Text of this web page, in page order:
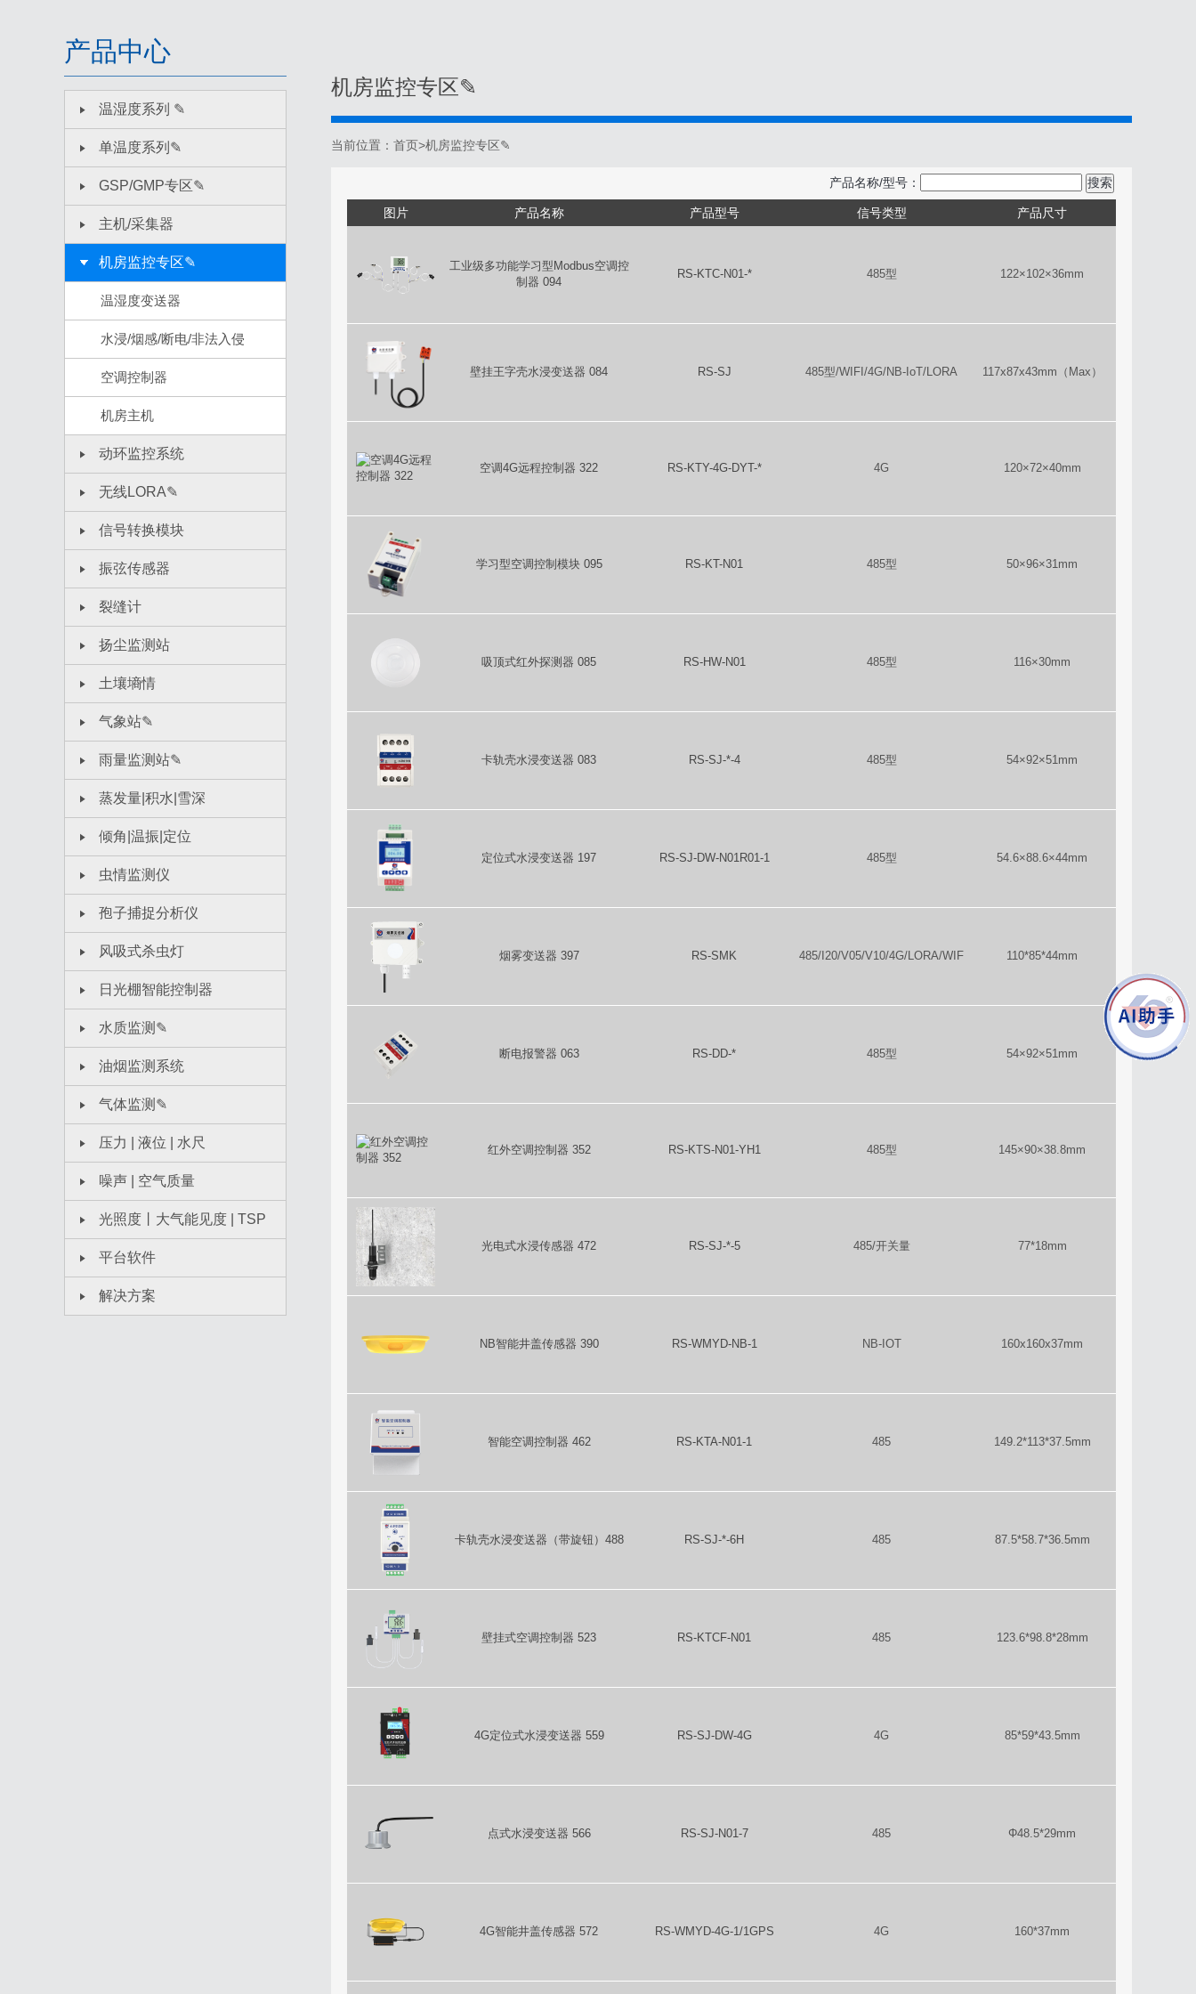
产品中心
温湿度系列 ✎
单温度系列✎
GSP/GMP专区✎
主机/采集器
机房监控专区✎
温湿度变送器
水浸/烟感/断电/非法入侵
空调控制器
机房主机
动环监控系统
无线LORA✎
信号转换模块
振弦传感器
裂缝计
扬尘监测站
土壤墒情
气象站✎
雨量监测站✎
蒸发量|积水|雪深
倾角|温振|定位
虫情监测仪
孢子捕捉分析仪
风吸式杀虫灯
日光棚智能控制器
水质监测✎
油烟监测系统
气体监测✎
压力 | 液位 | 水尺
噪声 | 空气质量
光照度丨大气能见度 | TSP
平台软件
解决方案
机房监控专区✎
当前位置： 首页>机房监控专区✎
产品名称/型号： 搜索
图片 产品名称 产品型号 信号类型 产品尺寸
工业级多功能学习型Modbus空调控
制器 094
RS-KTC-N01-* 485型 122×102×36mm
壁挂王字壳水浸变送器 084 RS-SJ 485型/WIFI/4G/NB-IoT/LORA 117x87x43mm（Max）
空调4G远程控制器 322 RS-KTY-4G-DYT-* 4G 120×72×40mm
学习型空调控制模块 095 RS-KT-N01 485型 50×96×31mm
吸顶式红外探测器 085 RS-HW-N01 485型 116×30mm
卡轨壳水浸变送器 083 RS-SJ-*-4 485型 54×92×51mm
定位式水浸变送器 197 RS-SJ-DW-N01R01-1 485型 54.6×88.6×44mm
烟雾变送器 397 RS-SMK 485/I20/V05/V10/4G/LORA/WIF 110*85*44mm
断电报警器 063 RS-DD-* 485型 54×92×51mm
红外空调控制器 352 RS-KTS-N01-YH1 485型 145×90×38.8mm
光电式水浸传感器 472 RS-SJ-*-5 485/开关量 77*18mm
NB智能井盖传感器 390 RS-WMYD-NB-1 NB-IOT 160x160x37mm
智能空调控制器 462 RS-KTA-N01-1 485 149.2*113*37.5mm
卡轨壳水浸变送器（带旋钮）488 RS-SJ-*-6H 485 87.5*58.7*36.5mm
壁挂式空调控制器 523 RS-KTCF-N01 485 123.6*98.8*28mm
4G定位式水浸变送器 559 RS-SJ-DW-4G 4G 85*59*43.5mm
点式水浸变送器 566 RS-SJ-N01-7 485 Φ48.5*29mm
4G智能井盖传感器 572 RS-WMYD-4G-1/1GPS 4G 160*37mm